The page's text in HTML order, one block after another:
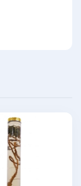
vật
hình ảnh
được
bình cho